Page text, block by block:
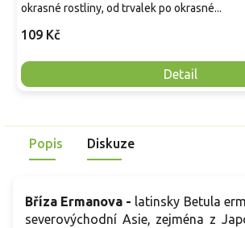
109 Kč
Detail
okrasné rostliny, od trvalek po okrasné...
Popis Diskuze
Bříza Ermanova - latinsky Betula
severovýchodní Asie, zejména z